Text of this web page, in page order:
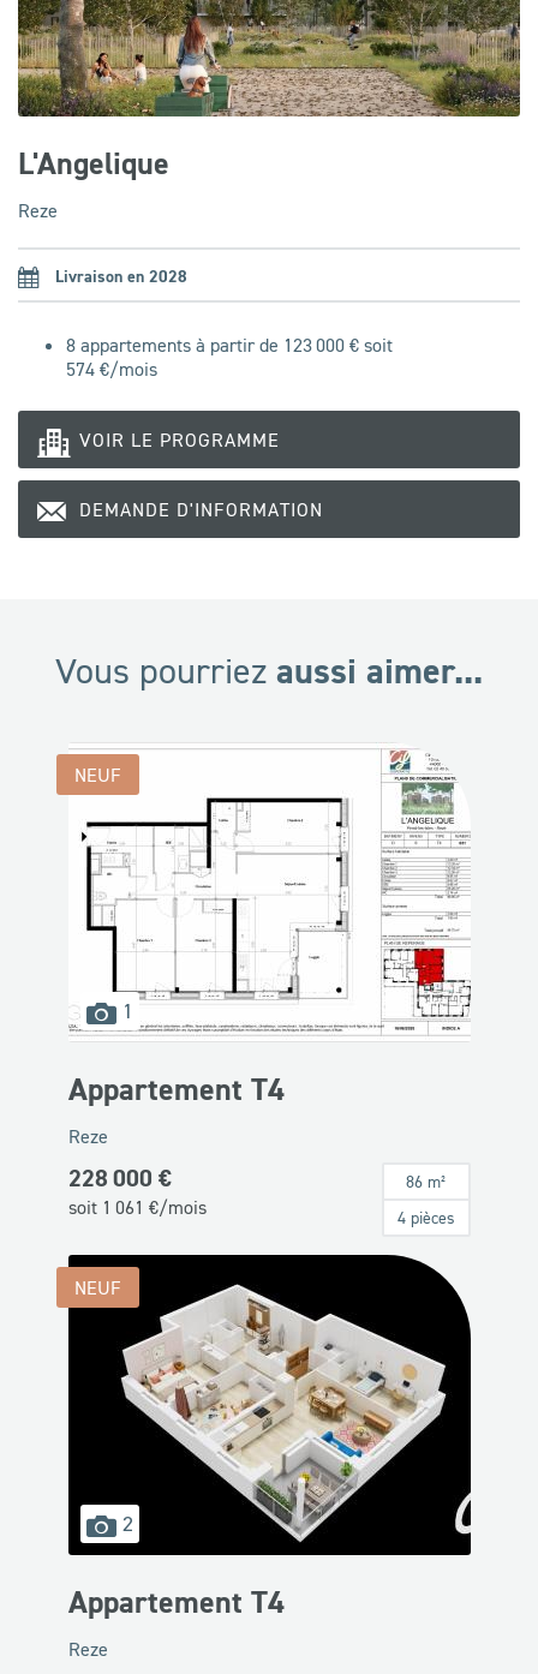
L'Angelique
Reze
Livraison en 2028
8 appartements à partir de 123 000 € soit
574 €/mois
VOIR LE PROGRAMME
DEMANDE D'INFORMATION
Vous pourriez aussi aimer...
1
disponibles
NEUF
Appartement T4
Reze
228 000 €
soit 1 061 €/mois
86 m²
4 pièces
2images
disponibles
NEUF
Appartement T4
Reze